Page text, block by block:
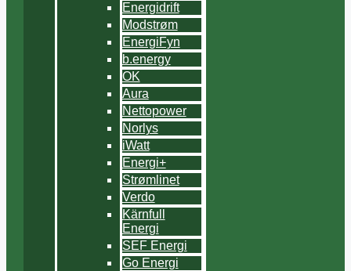
Energidrift
Modstrøm
EnergiFyn
b.energy
OK
Aura
Nettopower
Norlys
iWatt
Energi+
Strømlinet
Verdo
Kärnfull
Energi
SEF Energi
Go Energi